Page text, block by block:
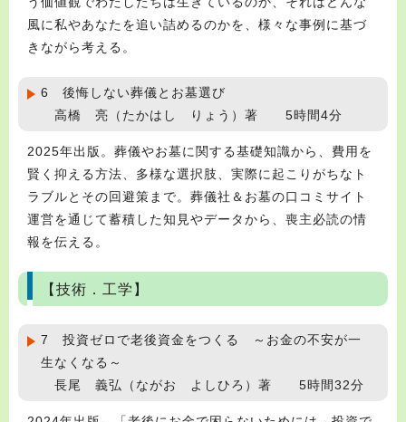
風に私やあなたを追い詰めるのかを、様々な事例に基づ
きながら考える。
6 後悔しない葬儀とお墓選び
高橋 亮（たかはし りょう）著 5時間4分
2025年出版。葬儀やお墓に関する基礎知識から、費用を
賢く抑える方法、多様な選択肢、実際に起こりがちなト
ラブルとその回避策まで。葬儀社＆お墓の口コミサイト
運営を通じて蓄積した知見やデータから、喪主必読の情
報を伝える。
【技術．工学】
7 投資ゼロで老後資金をつくる ～お金の不安が一
生なくなる～
長尾 義弘（ながお よしひろ）著 5時間32分